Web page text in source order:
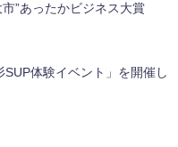
”あったかビジネス大賞
SUP体験イベント」を開催し